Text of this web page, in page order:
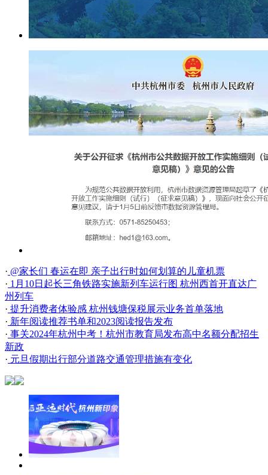
· @家长们 春运在即 亲子出行时如何划算的儿童机票
· 1月10日起长三角铁路实施新列车运行图 杭州西首开直达广
州列车
· 提升消费者体验感 杭州钱塘保税展示业务首单落地
· 新年阅读推荐书单和2023阅读报告发布
· 事关2024年杭州中考！杭州市教育局发布高中名额分配招生
新政
· 元旦假期出行部分道路交通管理措施有变化